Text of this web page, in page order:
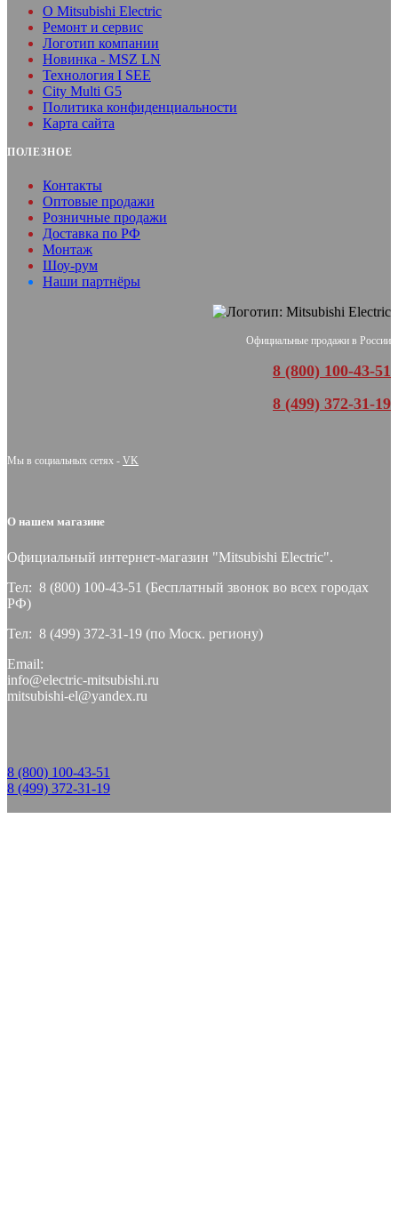
O Mitsubishi Electric
Ремонт и сервис
Логотип компании
Новинка - MSZ LN
Технология I SEE
City Multi G5
Политика конфиденциальности
Карта сайта
ПОЛЕЗНОЕ
Контакты
Оптовые продажи
Розничные продажи
Доставка по РФ
Монтаж
Шоу-рум
Наши партнёры
Официальные продажи в России
8 (800) 100-43-51
8 (499) 372-31-19
Мы в социальных сетях - VK
О нашем магазине
Официальный интернет-магазин "Mitsubishi Electric".
Тел: 8 (800) 100-43-51 (Бесплатный звонок во всех городах
РФ)
Тел: 8 (499) 372-31-19 (по Моск. региону)
Email:
info@electric-mitsubishi.ru
mitsubishi-el@yandex.ru
8 (800) 100-43-51
8 (499) 372-31-19